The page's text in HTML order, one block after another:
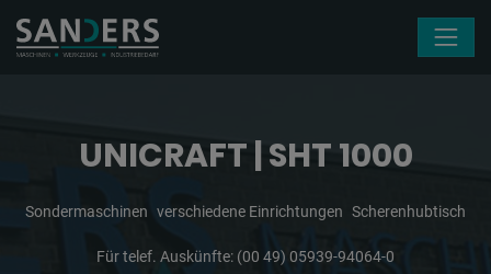
UNICRAFT | SHT 1000
Sondermaschinen verschiedene Einrichtungen Scherenhubtisch
Für telef. Auskünfte: (00 49) 05939-94064-0